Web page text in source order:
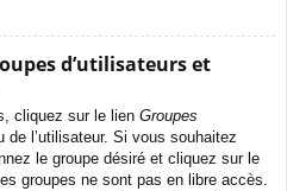
d’utilisateurs et
cliquez sur le lien Groupes
de l’utilisateur. Si vous souhaitez
le groupe désiré et cliquez sur le
groupes ne sont pas en libre accès.